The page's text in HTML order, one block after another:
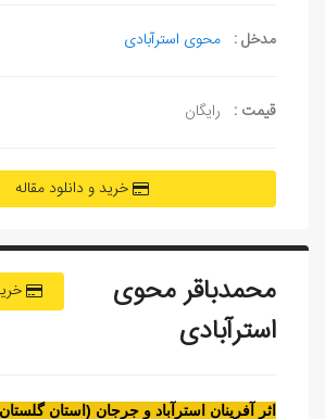
مدخل : محوی استرآبادی
قیمت : رایگان
خرید و دانلود مقاله
محمدباقر محوی
استرآبادی
اثر آفرينان استرآباد و جرجان (استان